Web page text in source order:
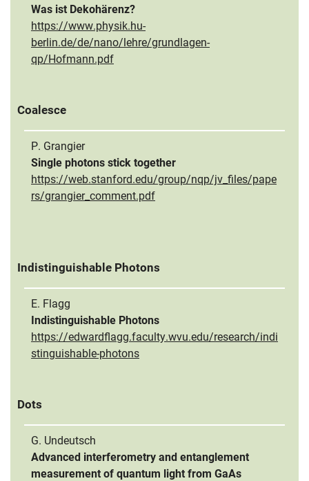
Was ist Dekohärenz?
https://www.physik.hu-
berlin.de/de/nano/lehre/grundlagen-
qp/Hofmann.pdf
Coalesce
P. Grangier
Single photons stick together
https://web.stanford.edu/group/nqp/jv_files/pape
rs/grangier_comment.pdf
Indistinguishable Photons
E. Flagg
Indistinguishable Photons
https://edwardflagg.faculty.wvu.edu/research/indi
stinguishable-photons
Dots
G. Undeutsch
Advanced interferometry and entanglement
measurement of quantum light from GaAs